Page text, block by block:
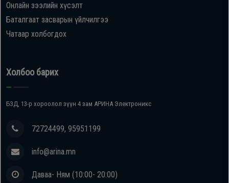
Онлайн зээлийн хүсэлт
Баталгаат засварын үйлчилгээ
Чатаар холбогдох
Холбоо барих
БЗД, 13-р хороолол зүүн 4 зам АРИНА Электроникс
72724499, 95951199
info@arina.mn
Даваа- Ням (10:00- 20:00)